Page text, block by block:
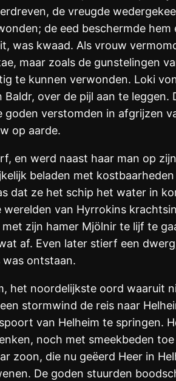
de vreugde
de eed beschermde hem
was kwaad. Als vrouw
maar zoals de gunstelingen
te kunnen verwonden. Loki
over de pijl aan te leggen.
verstomden in afgrijzen
op aarde.
en werd naast haar man op
beladen met
dat ze het schip het water in
van Hyrrokins
zijn hamer Mjölnir te lijf te
af. Even later stierf een
ontstaan.
het noordelijkste oord waaruit
stormwind de reis naar
van Helheim te springen.
noch met smeekbeden
zoon, die nu geëerd Heer in
De goden stuurden